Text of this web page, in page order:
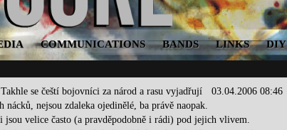
COMMUNICATIONS BANDS LINKS DIY
03.04.2006 08:46
se čeští bojovníci za národ a rasu vyjadřují
nejsou zdaleka ojedinělé, ba právě naopak.
velice často (a pravděpodobně i rádi) pod jejich vlivem.